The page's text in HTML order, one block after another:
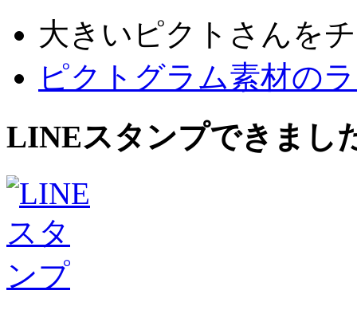
大きいピクトさんを
ピクトグラム素材の
LINEスタンプできまし